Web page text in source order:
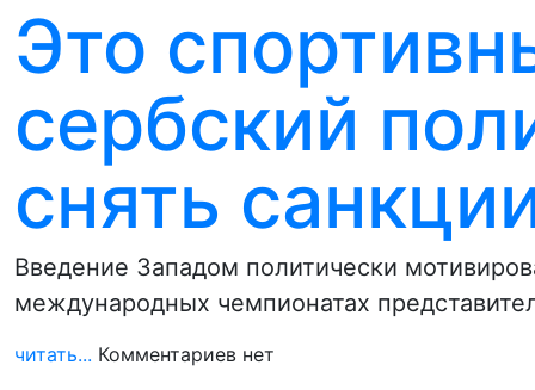
Это
сербский
снять
Введение Западом политически
международных чемпионатах
читать... Комментариев нет